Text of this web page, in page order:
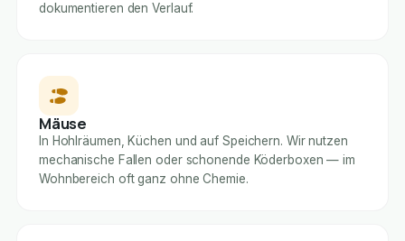
dokumentieren den Verlauf.
Mäuse
In Hohlräumen, Küchen und auf Speichern. Wir nutzen
mechanische Fallen oder schonende Köderboxen — im
Wohnbereich oft ganz ohne Chemie.